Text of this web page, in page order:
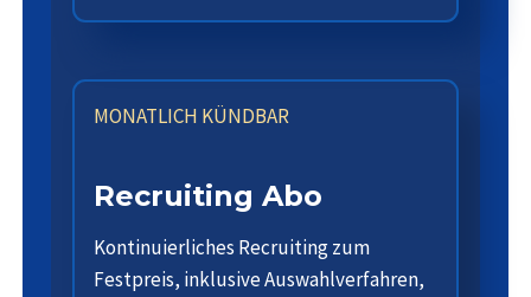
MONATLICH KÜNDBAR
Recruiting Abo
Kontinuierliches Recruiting zum
Festpreis, inklusive Auswahlverfahren,